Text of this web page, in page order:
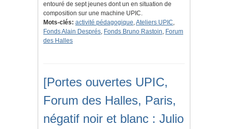
entouré de sept jeunes dont un en situation de
composition sur une machine UPIC.
Mots-clés: activité pédagogique,Ateliers UPIC,
Fonds Alain Després, Fonds Bruno Rastoin, Forum
des Halles
[Portes ouvertes UPIC,
Forum des Halles, Paris,
négatif noir et blanc : Julio